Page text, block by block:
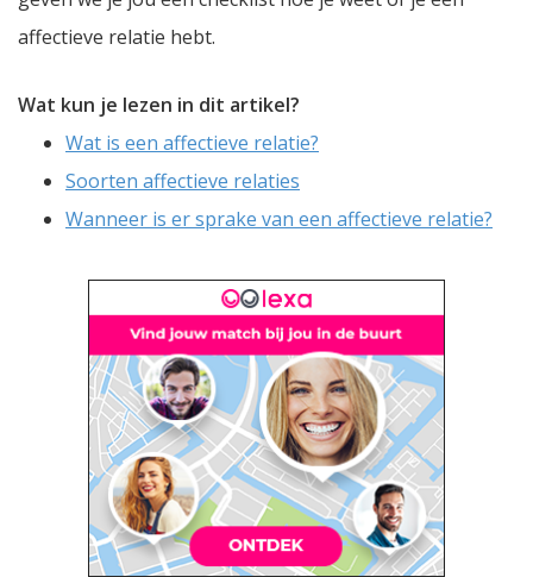
affectieve relatie hebt.
Wat kun je lezen in dit artikel?
Wat is een affectieve relatie?
Soorten affectieve relaties
Wanneer is er sprake van een affectieve relatie?